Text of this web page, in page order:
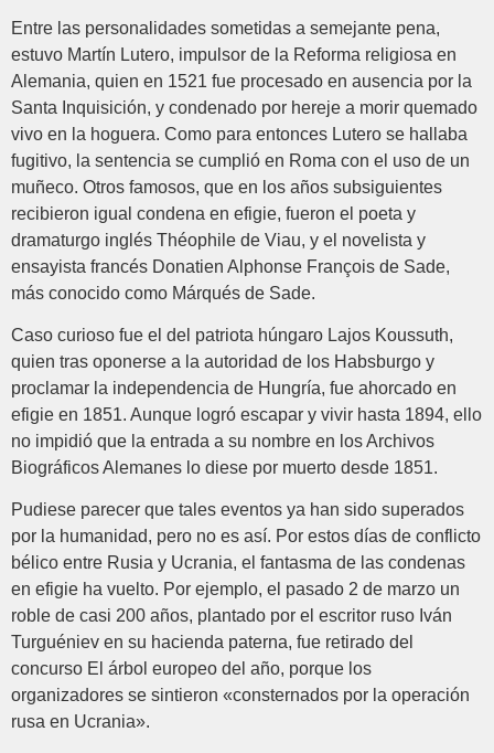
Entre las personalidades sometidas a semejante pena,
estuvo Martín Lutero, impulsor de la Reforma religiosa en
Alemania, quien en 1521 fue procesado en ausencia por la
Santa Inquisición, y condenado por hereje a morir quemado
vivo en la hoguera. Como para entonces Lutero se hallaba
fugitivo, la sentencia se cumplió en Roma con el uso de un
muñeco. Otros famosos, que en los años subsiguientes
recibieron igual condena en efigie, fueron el poeta y
dramaturgo inglés Théophile de Viau, y el novelista y
ensayista francés Donatien Alphonse François de Sade,
más conocido como Márqués de Sade.
Caso curioso fue el del patriota húngaro Lajos Koussuth,
quien tras oponerse a la autoridad de los Habsburgo y
proclamar la independencia de Hungría, fue ahorcado en
efigie en 1851. Aunque logró escapar y vivir hasta 1894, ello
no impidió que la entrada a su nombre en los Archivos
Biográficos Alemanes lo diese por muerto desde 1851.
Pudiese parecer que tales eventos ya han sido superados
por la humanidad, pero no es así. Por estos días de conflicto
bélico entre Rusia y Ucrania, el fantasma de las condenas
en efigie ha vuelto. Por ejemplo, el pasado 2 de marzo un
roble de casi 200 años, plantado por el escritor ruso Iván
Turguéniev en su hacienda paterna, fue retirado del
concurso El árbol europeo del año, porque los
organizadores se sintieron «consternados por la operación
rusa en Ucrania».